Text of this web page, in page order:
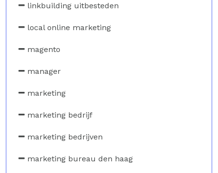
linkbuilding uitbesteden
local online marketing
magento
manager
marketing
marketing bedrijf
marketing bedrijven
marketing bureau den haag